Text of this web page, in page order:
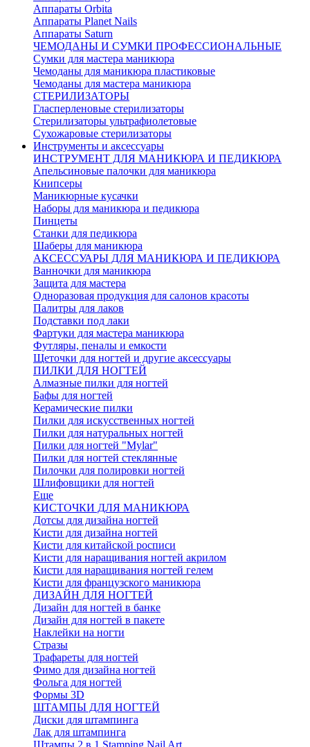
Аппараты Orbita
Аппараты Planet Nails
Аппараты Saturn
ЧЕМОДАНЫ И СУМКИ ПРОФЕССИОНАЛЬНЫЕ
Сумки для мастера маникюра
Чемоданы для маникюра пластиковые
Чемоданы для мастера маникюра
СТЕРИЛИЗАТОРЫ
Гласперленовые стерилизаторы
Стерилизаторы ультрафиолетовые
Сухожаровые стерилизаторы
Инструменты и аксессуары
ИНСТРУМЕНТ ДЛЯ МАНИКЮРА И ПЕДИКЮРА
Апельсиновые палочки для маникюра
Книпсеры
Маникюрные кусачки
Наборы для маникюра и педикюра
Пинцеты
Станки для педикюра
Шаберы для маникюра
АКСЕССУАРЫ ДЛЯ МАНИКЮРА И ПЕДИКЮРА
Ванночки для маникюра
Защита для мастера
Одноразовая продукция для салонов красоты
Палитры для лаков
Подставки под лаки
Фартуки для мастера маникюра
Футляры, пеналы и емкости
Щеточки для ногтей и другие аксессуары
ПИЛКИ ДЛЯ НОГТЕЙ
Алмазные пилки для ногтей
Бафы для ногтей
Керамические пилки
Пилки для искусственных ногтей
Пилки для натуральных ногтей
Пилки для ногтей "Mylar"
Пилки для ногтей стеклянные
Пилочки для полировки ногтей
Шлифовщики для ногтей
Еще
КИСТОЧКИ ДЛЯ МАНИКЮРА
Дотсы для дизайна ногтей
Кисти для дизайна ногтей
Кисти для китайской росписи
Кисти для наращивания ногтей акрилом
Кисти для наращивания ногтей гелем
Кисти для французского маникюра
ДИЗАЙН ДЛЯ НОГТЕЙ
Дизайн для ногтей в банке
Дизайн для ногтей в пакете
Наклейки на ногти
Стразы
Трафареты для ногтей
Фимо для дизайна ногтей
Фольга для ногтей
Формы 3D
ШТАМПЫ ДЛЯ НОГТЕЙ
Диски для штампинга
Лак для штампинга
Штампы 2 в 1 Stamping Nail Art